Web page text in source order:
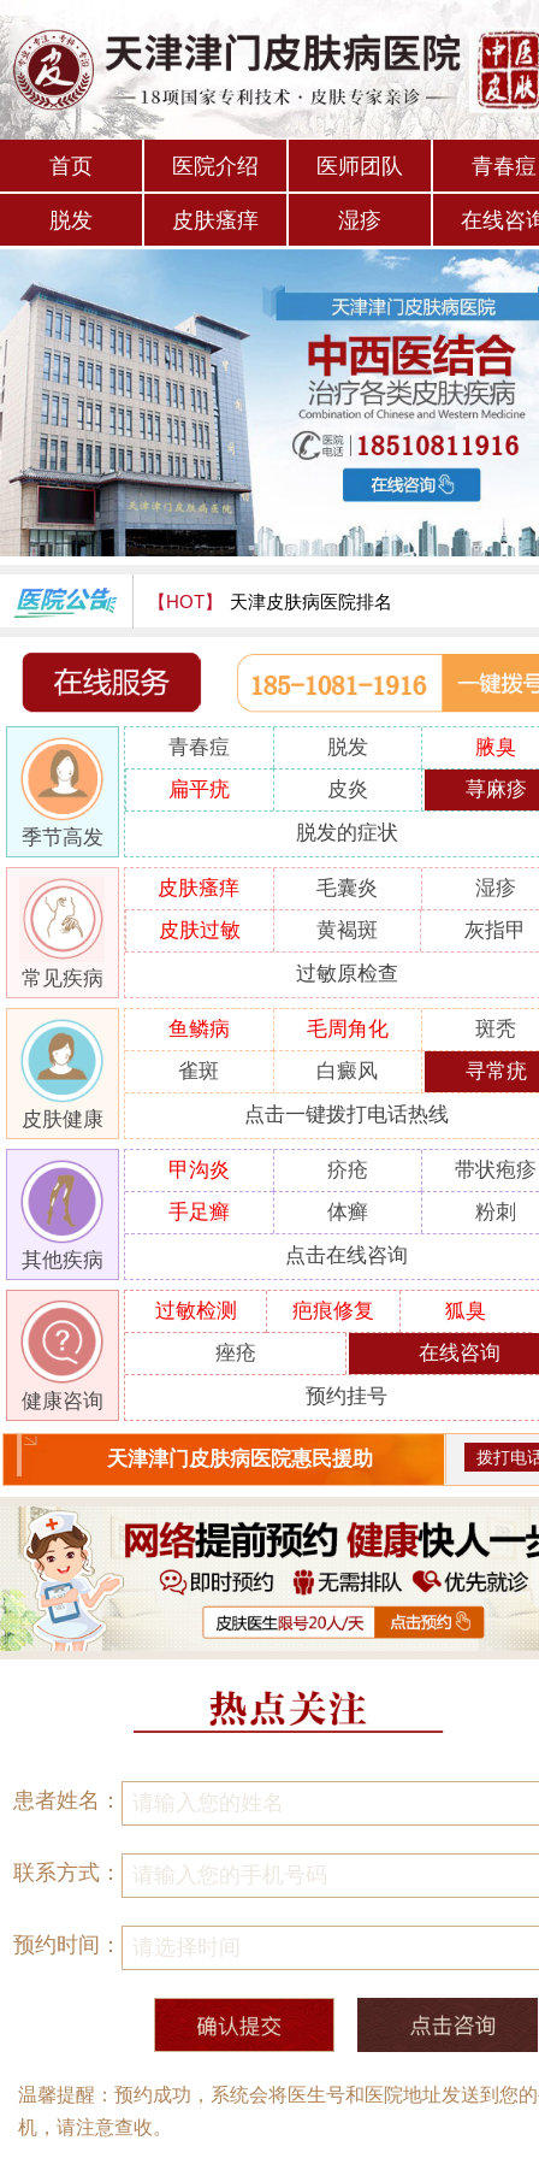
首页 医院介绍 医师团队 青春痘
脱发 皮肤瘙痒 湿疹 在线咨
【HOT】 天津皮肤病医院排名
天津津门皮肤病医院怎么样
季节高发
青春痘 脱发
腋臭
扁平疣
皮炎 荨麻疹
脱发的症状
常见疾病
皮肤瘙痒 毛囊炎
湿疹
皮肤过敏
黄褐斑 灰指甲
过敏原检查
皮肤健康
鱼鳞病 毛周角化
斑秃
雀斑
白癜风 寻常疣
点击一键拨打电话热线
其他疾病
甲沟炎 疥疮
带状疱疹
手足癣
体癣 粉刺
点击在线咨询
健康咨询
过敏检测 疤痕修复
狐臭
痤疮
在线咨询
预约挂号
天津津门皮肤病医院惠民援助 拨打电
患者姓名：
联系方式：
预约时间：
温馨提醒：预约成功，系统会将医生号和医院地址发送到您
机，请注意查收。